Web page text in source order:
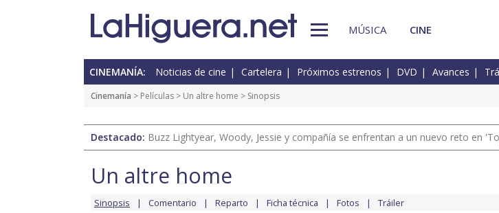
MÚSICA CINE
CINEMANÍA: Noticias de cine Cartelera Próximos estrenos DVD Avances
Cinemanía > Películas > Un altre home > Sinopsis
Destacado: Buzz Lightyear, Woody, Jessie y compañía se enfrentan a un nuevo reto en
Un altre home
Sinopsis Comentario Reparto Ficha técnica Fotos Tráiler